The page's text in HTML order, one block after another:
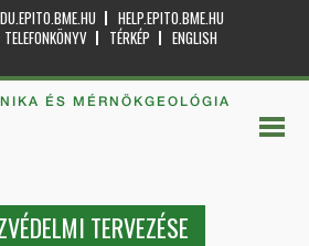
HELP.EPITO.BME.HU
TELEFONKÖNYV TÉRKÉP
ENGLISH
ÉS MÉRNÖKGEOLÓGIA
TERVEZÉSE